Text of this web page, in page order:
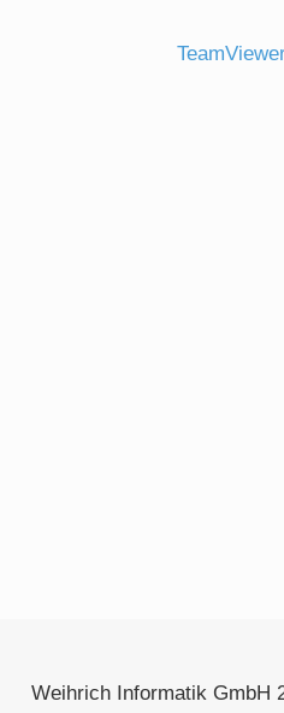
© حقوق الطبع والنشر 2023 Weihrich Informatik GmbH